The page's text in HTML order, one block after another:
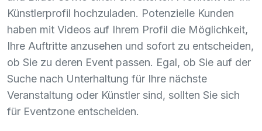
Künstlerprofil hochzuladen. Potenzielle Kunden
haben mit Videos auf Ihrem Profil die Möglichkeit,
Ihre Auftritte anzusehen und sofort zu entscheiden,
ob Sie zu deren Event passen. Egal, ob Sie auf der
Suche nach Unterhaltung für Ihre nächste
Veranstaltung oder Künstler sind, sollten Sie sich
für Eventzone entscheiden.